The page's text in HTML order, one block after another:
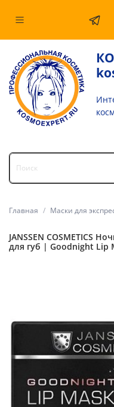
Главная Маски для
JANSSEN COSMETICS
для губ | Goodnight Lip